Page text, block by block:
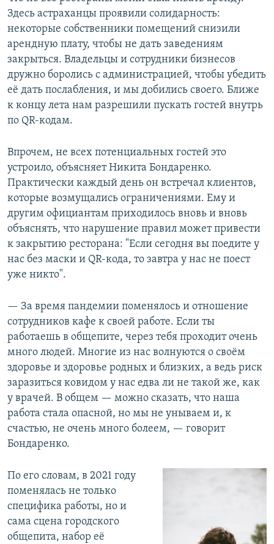
Здесь астраханцы проявили солидарность:
некоторые собственники помещений снизили
арендную плату, чтобы не дать заведениям
закрыться. Владельцы и сотрудники бизнесов
дружно боролись с администрацией, чтобы убедить
её дать послабления, и мы добились своего. Ближе
к концу лета нам разрешили пускать гостей внутрь
по QR-кодам.
Впрочем, не всех потенциальных гостей это
устроило, объясняет Никита Бондаренко.
Практически каждый день он встречал клиентов,
которые возмущались ограничениями. Ему и
другим официантам приходилось вновь и вновь
объяснять, что нарушение правил может привести
к закрытию ресторана: "Если сегодня вы поедите у
нас без маски и QR-кода, то завтра у нас не поест
уже никто".
— За время пандемии поменялось и отношение
сотрудников кафе к своей работе. Если ты
работаешь в общепите, через тебя проходит очень
много людей. Многие из нас волнуются о своём
здоровье и здоровье родных и близких, а ведь риск
заразиться ковидом у нас едва ли не такой же, как
у врачей. В общем — можно сказать, что наша
работа стала опасной, но мы не унываем и, к
счастью, не очень много болеем, — говорит
Бондаренко.
По его словам, в 2021 году
поменялась не только
специфика работы, но и
сама сцена городского
общепита, набор её